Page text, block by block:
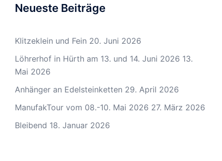
Neueste Beiträge
Klitzeklein und Fein 20. Juni 2026
Löhrerhof in Hürth am 13. und 14. Juni 2026 13.
Mai 2026
Anhänger an Edelsteinketten 29. April 2026
ManufakTour vom 08.-10. Mai 2026 27. März 2026
Bleibend 18. Januar 2026